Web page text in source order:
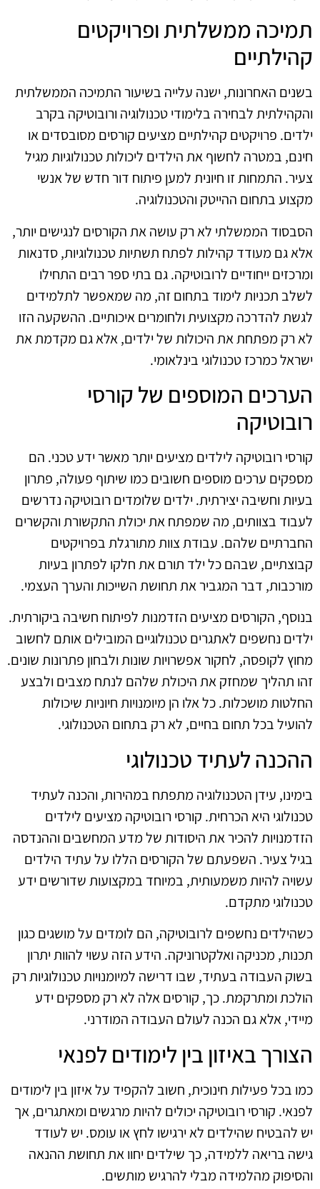
תמיכה ממשלתית ופרויקטים
קהילתיים
בשנים האחרונות, ישנה עלייה בשיעור התמיכה הממשלתית
והקהילתית לבחירה בלימודי טכנולוגיה ורובוטיקה בקרב
ילדים. פרויקטים קהילתיים מציעים קורסים מסובסדים או
חינם, במטרה לחשוף את הילדים ליכולות טכנולוגיות מגיל
צעיר. התמחות זו חיונית למען פיתוח דור חדש של אנשי
מקצוע בתחום ההייטק והטכנולוגיה.
הסבסוד הממשלתי לא רק עושה את הקורסים לנגישים יותר,
אלא גם מעודד קהילות לפתח תשתיות טכנולוגיות, סדנאות
ומרכזים ייחודיים לרובוטיקה. גם בתי ספר רבים התחילו
לשלב תכניות לימוד בתחום זה, מה שמאפשר לתלמידים
לגשת להדרכה מקצועית ולחומרים איכותיים. ההשקעה הזו
לא רק מפתחת את היכולות של ילדים, אלא גם מקדמת את
ישראל כמרכז טכנולוגי בינלאומי.
הערכים המוספים של קורסי
רובוטיקה
קורסי רובוטיקה לילדים מציעים יותר מאשר ידע טכני. הם
מספקים ערכים מוספים חשובים כמו שיתוף פעולה, פתרון
בעיות וחשיבה יצירתית. ילדים שלומדים רובוטיקה נדרשים
לעבוד בצוותים, מה שמפתח את יכולת התקשורת והקשרים
החברתיים שלהם. עבודת צוות מתורגלת בפרויקטים
קבוצתיים, שבהם כל ילד תורם את חלקו לפתרון בעיות
מורכבות, דבר המגביר את תחושת השייכות והערך העצמי.
בנוסף, הקורסים מציעים הזדמנות לפיתוח חשיבה ביקורתית.
ילדים נחשפים לאתגרים טכנולוגיים המובילים אותם לחשוב
מחוץ לקופסה, לחקור אפשרויות שונות ולבחון פתרונות שונים.
זהו תהליך שמחזק את היכולת שלהם לנתח מצבים ולבצע
החלטות מושכלות. כל אלו הן מיומנויות חיוניות שיכולות
להועיל בכל תחום בחיים, לא רק בתחום הטכנולוגי.
ההכנה לעתיד טכנולוגי
בימינו, עידן הטכנולוגיה מתפתח במהירות, והכנה לעתיד
טכנולוגי היא הכרחית. קורסי רובוטיקה מציעים לילדים
הזדמנויות להכיר את היסודות של מדע המחשבים וההנדסה
בגיל צעיר. השפעתם של הקורסים הללו על עתיד הילדים
עשויה להיות משמעותית, במיוחד במקצועות שדורשים ידע
טכנולוגי מתקדם.
כשהילדים נחשפים לרובוטיקה, הם לומדים על מושגים כגון
תכנות, מכניקה ואלקטרוניקה. הידע הזה עשוי להוות יתרון
בשוק העבודה בעתיד, שבו דרישה למיומנויות טכנולוגיות רק
הולכת ומתרקמת. כך, קורסים אלה לא רק מספקים ידע
מיידי, אלא גם הכנה לעולם העבודה המודרני.
הצורך באיזון בין לימודים לפנאי
כמו בכל פעילות חינוכית, חשוב להקפיד על איזון בין לימודים
לפנאי. קורסי רובוטיקה יכולים להיות מרגשים ומאתגרים, אך
יש להבטיח שהילדים לא ירגישו לחץ או עומס. יש לעודד
גישה בריאה ללמידה, כך שילדים יחוו את תחושת ההנאה
והסיפוק מהלמידה מבלי להרגיש מותשים.